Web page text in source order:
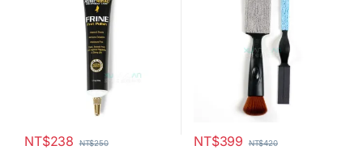
NT$238 NT$250 NT$399 NT$420